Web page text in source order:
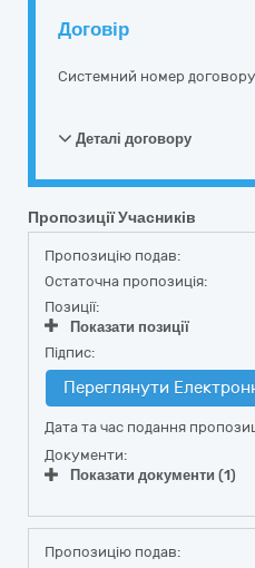
Договір
Системний номер
Деталі договору
Пропозиції Учасників
Пропозицію подав:
Остаточна пропозиція:
Позиції:
Показати позиції
Підпис:
Переглянути
Дата та час подання
Документи:
Показати документи (1)
Пропозицію подав: